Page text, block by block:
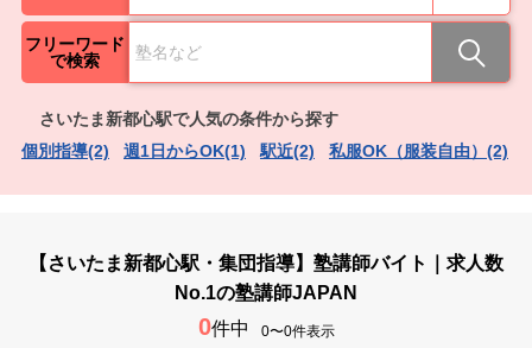
フリーワード
で検索
さいたま新都心駅で人気の条件から探す
個別指導(2)
週1日からOK(1) 駅近(2) 私服OK（服装自由）(2)
【さいたま新都心駅・集団指導】塾講師バイト｜求人数
No.1の塾講師JAPAN
0件中 0〜0件表示